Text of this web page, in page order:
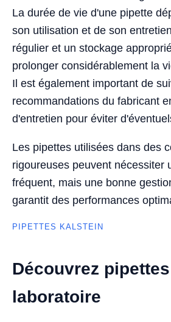
La durée de vie d'une pipette
son utilisation et de son
régulier et un stockage
prolonger considérablement la
Il est également important de
recommandations du fabricant
d'entretien pour éviter
Les pipettes utilisées dans des
rigoureuses peuvent nécessiter
fréquent, mais une bonne
garantit des performances
PIPETTES KALSTEIN
Découvrez
laboratoire